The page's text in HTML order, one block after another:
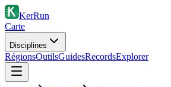
KerRun
Carte
Disciplines
RégionsOutilsGuidesRecordsExplorer